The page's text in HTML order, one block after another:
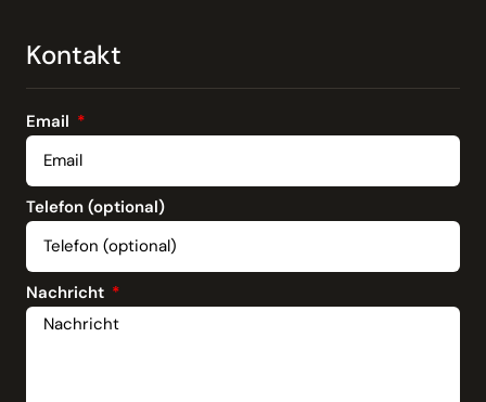
Kontakt
Email
Telefon (optional)
Nachricht